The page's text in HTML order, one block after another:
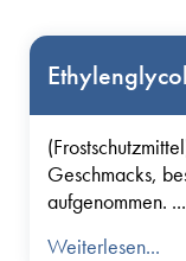
Geschmacks,
aufgenommen. ...
Weiterlesen...